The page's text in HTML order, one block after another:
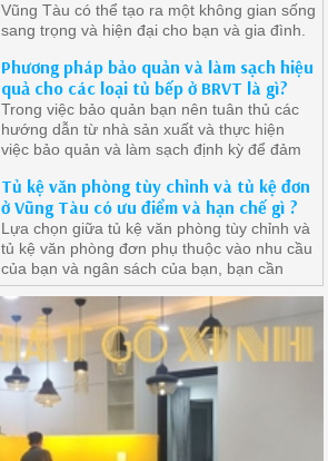
Vũng Tàu có thể tạo ra một không gian sống
sang trọng và hiện đại cho bạn và gia đình.
Phương pháp bảo quản và làm sạch hiệu
quả cho các loại tủ bếp ở BRVT là gì?
Trong việc bảo quản bạn nên tuân thủ các
hướng dẫn từ nhà sản xuất và thực hiện
việc bảo quản và làm sạch định kỳ để đảm
Tủ kệ văn phòng tùy chỉnh và tủ kệ đơn
ở Vũng Tàu có ưu điểm và hạn chế gì ?
Lựa chọn giữa tủ kệ văn phòng tùy chỉnh và
tủ kệ văn phòng đơn phụ thuộc vào nhu cầu
của bạn và ngân sách của bạn, bạn cần
xem xét cẩn thận nhu cầu và ưu tiên của
mình để chọn loại tủ kệ phù hợp nhất với
không gian làm việc của bạn.